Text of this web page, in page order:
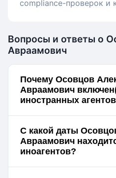
compliance-проверок и
Вопросы и ответы о
Авраамович
Почему Осовцов
Авраамович
иностранных
С какой даты
Авраамович
иноагентов?